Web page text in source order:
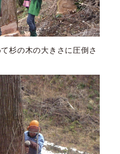
杉の木の大きさに圧倒さ